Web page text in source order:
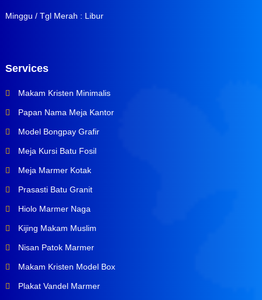
Minggu / Tgl Merah : Libur
Services
Makam Kristen Minimalis
Papan Nama Meja Kantor
Model Bongpay Grafir
Meja Kursi Batu Fosil
Meja Marmer Kotak
Prasasti Batu Granit
Hiolo Marmer Naga
Kijing Makam Muslim
Nisan Patok Marmer
Makam Kristen Model Box
Plakat Vandel Marmer